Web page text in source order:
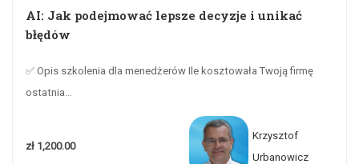
AI: Jak podejmować lepsze decyzje i unikać
błędów
✅ Opis szkolenia dla menedżerów Ile kosztowała Twoją firmę
ostatnia...
zł 1,200.00
Krzysztof
Urbanowicz